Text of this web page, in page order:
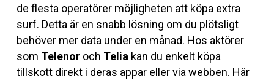
de flesta operatörer möjligheten att köpa extra
surf. Detta är en snabb lösning om du plötsligt
behöver mer data under en månad. Hos aktörer
som Telenor och Telia kan du enkelt köpa
tillskott direkt i deras appar eller via webben. Här